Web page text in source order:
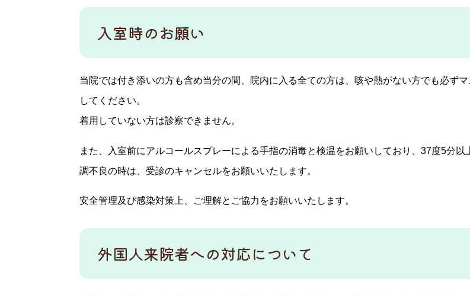
入室時のお願い
当院では付き添いの方も含め当分の間、院内に入る全ての方は、咳や熱がない方でも必ず
してください。
着用していない方は診察できません。
また、入室前にアルコールスプレーによる手指の消毒と検温をお願いしており、37度5分以
調不良の時は、受診のキャンセルをお願いいたします。
安全管理及び感染対策上、ご理解とご協力をお願いいたします。
外国人来院者への対応について